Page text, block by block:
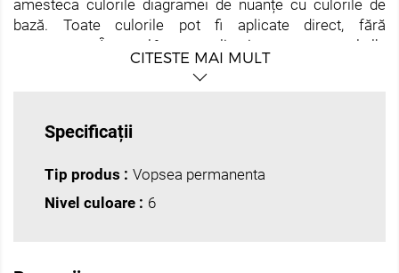
amesteca culorile diagramei de nuanțe cu culorile de
bază. Toate culorile pot fi aplicate direct, fără
amestecare. În cazul în care aplicați vopsea pe parul alb,
lăsați să actioneze timp de 45 de minute pentru o
penetrare mai buna a pigmentului.
recomandăm amestecarea culorilor decât dacă aveți o
bună cunoaștere a coloristicii. Amestecurile nepotrivite
pot provoca culori distorsionate care diferă de rezultatul
Toati cei cinci Nature Oxydant furnizează suficient
CITESTE MAI MULT
Specificații
Tip produs : Vopsea permanenta
Nivel culoare : 6